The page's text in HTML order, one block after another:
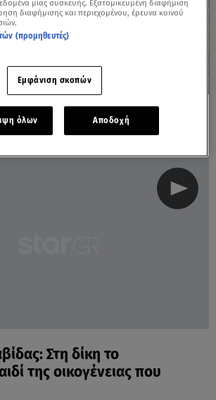
ταρακούνησε την Ηλεία
Στη δίκη το
της οικογένειας που
μιας συσκευής. Εξατομικευμένη διαφήμιση
διαφήμισης και περιεχομένου, έρευνα κοινού
(προμηθευτές)
Εμφάνιση σκοπών
όλων Αποδοχή